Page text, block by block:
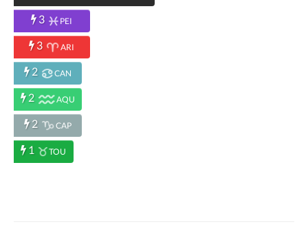
3 PEI
3 ARI
2 CAN
2 AQU
2 CAP
1 TOU